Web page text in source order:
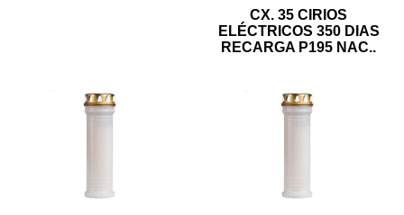
CX. 35 CIRIOS
ELÉCTRICOS 350 DIAS
RECARGA P195 NAC..